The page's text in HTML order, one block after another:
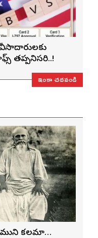
వీసాదారులకు
తప్పనిసరి..!
ఇంకా చదవండి
ముని కలమా…